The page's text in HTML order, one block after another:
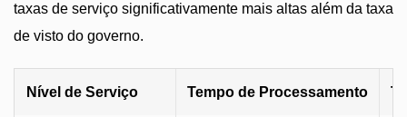
taxas de serviço significativamente mais altas além da taxa
de visto do governo.
Nível de Serviço Tempo de Processamento